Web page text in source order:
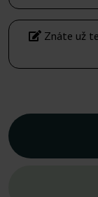
Znáte už